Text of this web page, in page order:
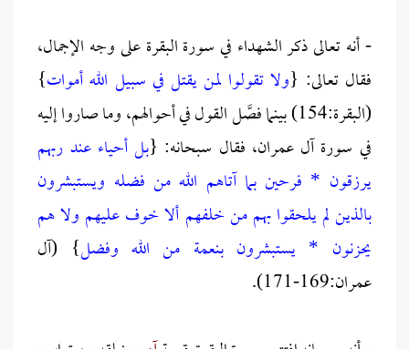
- أنه تعالى ذكر الشهداء في سورة البقرة على وجه الإجمال،
فقال تعالى: {ولا تقولوا لمن يقتل في سبيل الله أموات}
(البقرة:154) بينما فصَّل القول في أحوالهم، وما صاروا إليه
في سورة آل عمران، فقال سبحانه: {بل أحياء عند ربهم
يرزقون * فرحين بما آتاهم الله من فضله ويستبشرون
بالذين لم يلحقوا بهم من خلفهم ألا خوف عليهم ولا هم
يحزنون * يستبشرون بنعمة من الله وفضل} (آل
عمران:169-171).